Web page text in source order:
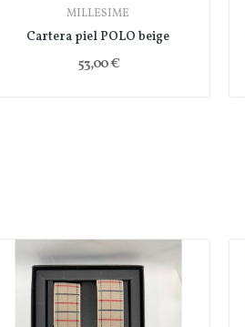
MILLESIME
Cartera piel POLO beige
53,00 €